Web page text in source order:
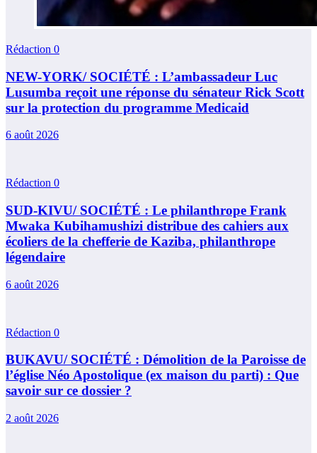
Rédaction 0
NEW-YORK/ SOCIÉTÉ : L’ambassadeur Luc
Lusumba reçoit une réponse du sénateur Rick Scott
sur la protection du programme Medicaid
6 août 2026
Rédaction 0
SUD-KIVU/ SOCIÉTÉ : Le philanthrope Frank
Mwaka Kubihamushizi distribue des cahiers aux
écoliers de la chefferie de Kaziba, philanthrope
légendaire
6 août 2026
Rédaction 0
BUKAVU/ SOCIÉTÉ : Démolition de la Paroisse de
l’église Néo Apostolique (ex maison du parti) : Que
savoir sur ce dossier ?
2 août 2026